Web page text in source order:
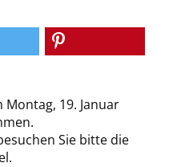
19. Januar
Sie bitte die